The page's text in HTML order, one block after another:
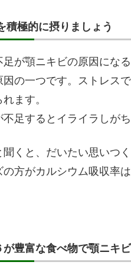
積極的に摂りましょう
足が顎ニキビの原因にな
因の一つです。ストレス
ます。
不足するとイライラしが
聞くと、だいたい思いつ
の方がカルシウム吸収率
が豊富な食べ物で顎ニキ